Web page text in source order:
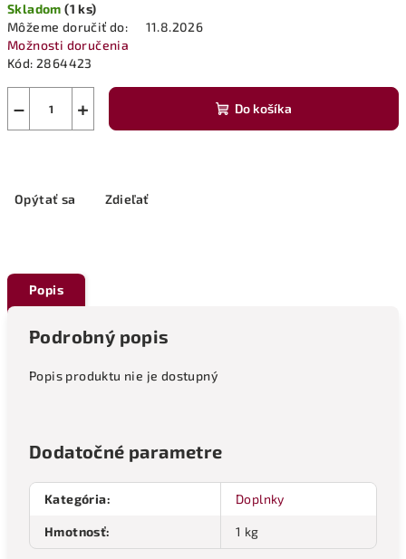
cena:
Skladom(1 ks)
Môžeme doručiť do:
11.8.2026
Možnosti doručenia
Kód: 2864423
+
− Do košíka
Opýtať sa Zdieľať
Popis
Podrobný popis
Popis produktu nie je dostupný
Dodatočné parametre
Kategória: Doplnky
Hmotnosť: 1 kg